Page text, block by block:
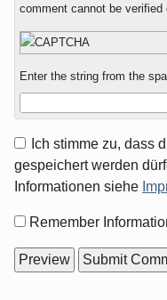
comment cannot be verified
Enter the string from the
Ich stimme zu, dass
gespeichert werden
Informationen siehe
FormRemember